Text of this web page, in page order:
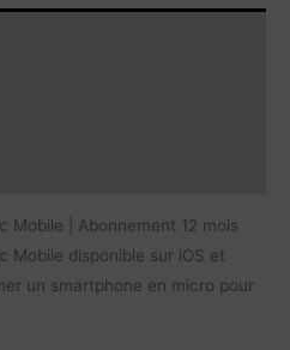
Mobile | Abonnement 12 mois
Mobile disponible sur iOS et
un smartphone en micro pour